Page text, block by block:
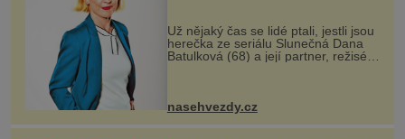
Už nějaký čas se lidé ptali, jestli jsou
herečka ze seriálu Slunečná Dana
Batulková (68) a její partner, režisér
nasehvezdy.cz